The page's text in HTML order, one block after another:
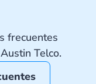
frecuentes
Telco.